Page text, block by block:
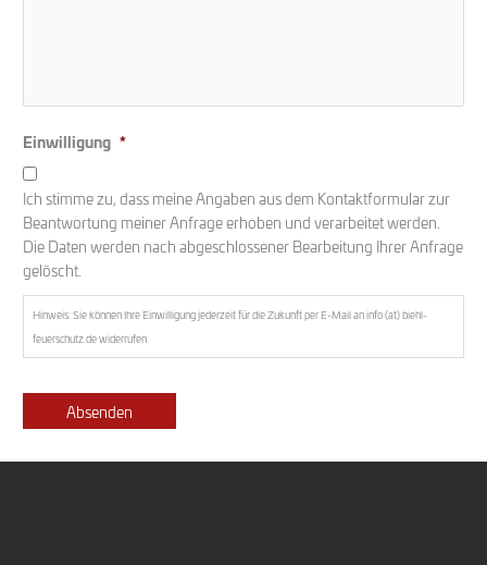
Einwilligung *
Ich stimme zu, dass meine Angaben aus dem Kontaktformular zur
Beantwortung meiner Anfrage erhoben und verarbeitet werden.
Die Daten werden nach abgeschlossener Bearbeitung Ihrer Anfrage
gelöscht.
Hinweis: Sie können Ihre Einwilligung jederzeit für die Zukunft per E-Mail an info (at) biehl-
feuerschutz.de widerrufen.
Absenden